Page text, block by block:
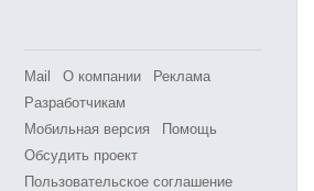
Mail О компании
Реклама
Разработчикам
Мобильная версия
Помощь
Обсудить проект
Пользовательское соглашение